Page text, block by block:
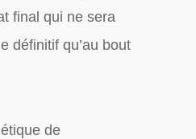
final qui ne sera
définitif qu’au bout
de